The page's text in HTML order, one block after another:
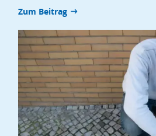
Zum Beitrag